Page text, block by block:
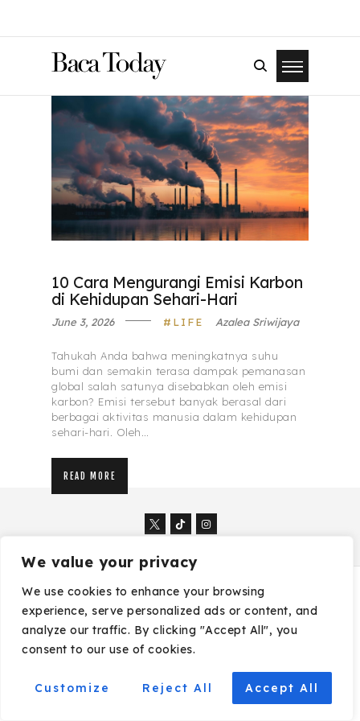
We value your privacy
We use cookies to enhance your browsing
experience, serve personalized ads or content, and
analyze our traffic. By clicking "Accept All", you
consent to our use of cookies.
Customize Reject All Accept All
10 Cara Mengurangi Emisi Karbon
di Kehidupan Sehari-Hari
June 3, 2026 LIFE Azalea Sriwijaya
Tahukah Anda bahwa meningkatnya suhu
bumi dan semakin terasa dampak pemanasan
global salah satunya disebabkan oleh emisi
karbon? Emisi tersebut banyak berasal dari
berbagai aktivitas manusia dalam kehidupan
sehari-hari. Oleh…
READ MORE
Copyright © by Trans Media Sosial. All rights
reserved.